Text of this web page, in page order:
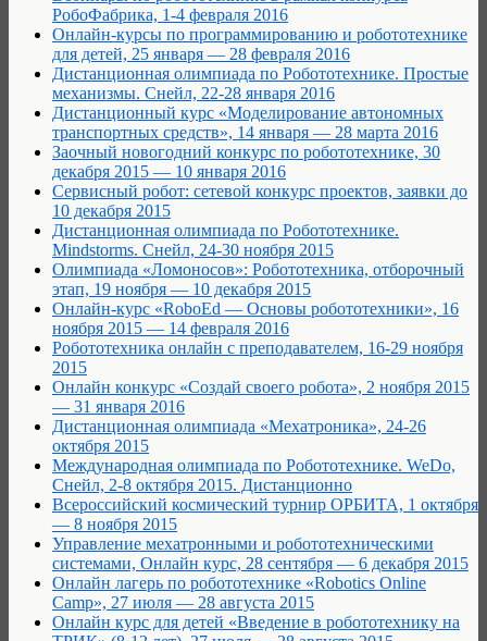
РобоФабрика, 1-4 февраля 2016
Онлайн-курсы по программированию и робототехнике
для детей, 25 января — 28 февраля 2016
Дистанционная олимпиада по Робототехнике. Простые
механизмы. Снейл, 22-28 января 2016
Дистанционный курс «Моделирование автономных
транспортных средств», 14 января — 28 марта 2016
Заочный новогодний конкурс по робототехнике, 30
декабря 2015 — 10 января 2016
Сервисный робот: сетевой конкурс проектов, заявки до
10 декабря 2015
Дистанционная олимпиада по Робототехнике.
Mindstorms. Снейл, 24-30 ноября 2015
Олимпиада «Ломоносов»: Робототехника, отборочный
этап, 19 ноября — 10 декабря 2015
Онлайн-курс «RoboEd — Основы робототехники», 16
ноября 2015 — 14 февраля 2016
Робототехника онлайн с преподавателем, 16-29 ноября
2015
Онлайн конкурс «Создай своего робота», 2 ноября 2015
— 31 января 2016
Дистанционная олимпиада «Мехатроника», 24-26
октября 2015
Международная олимпиада по Робототехнике. WeDo,
Снейл, 2-8 октября 2015. Дистанционно
Всероссийский космический турнир ОРБИТА, 1 октября
— 8 ноября 2015
Управление мехатронными и робототехническими
системами, Онлайн курс, 28 сентября — 6 декабря 2015
Онлайн лагерь по робототехнике «Robotics Online
Camp», 27 июля — 28 августа 2015
Онлайн курс для детей «Введение в робототехнику на